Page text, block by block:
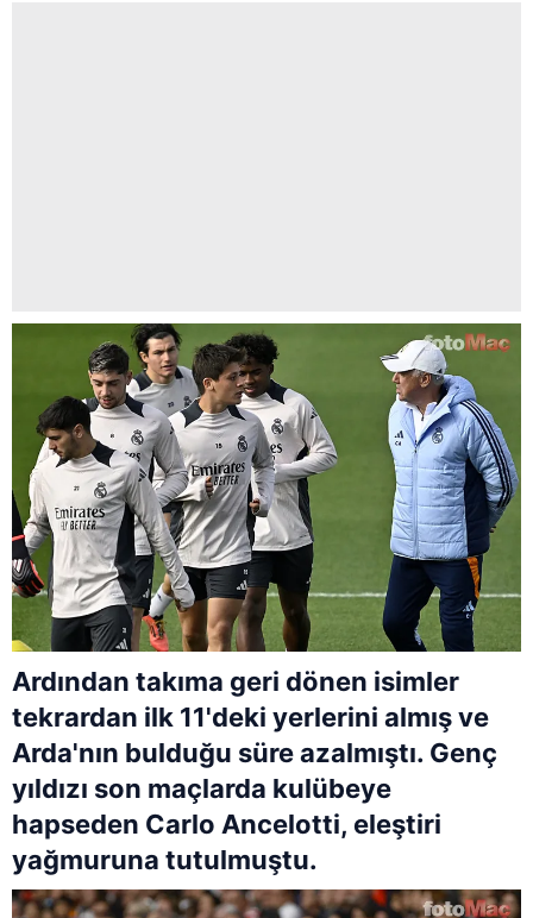
Ardından takıma geri dönen isimler
tekrardan ilk 11'deki yerlerini almış ve
Arda'nın bulduğu süre azalmıştı. Genç
yıldızı son maçlarda kulübeye
hapseden Carlo Ancelotti, eleştiri
yağmuruna tutulmuştu.